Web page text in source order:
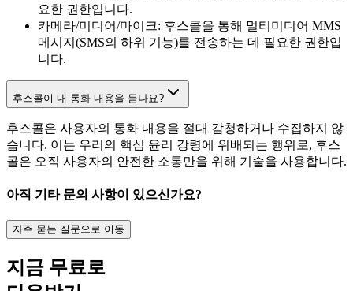
요한 권한입니다.
카메라/미디어/마이크: 후스콜을 통해 멀티미디어 MMS
메시지(SMS의 하위 기능)를 전송하는 데 필요한 권한입
니다.
후스콜이 내 통화 내용을 듣나요?
후스콜은 사용자의 통화 내용을 절대 감청하거나 수집하지 않
습니다. 이는 우리의 핵심 윤리 강령에 위배되는 행위로, 후스
콜은 오직 사용자의 안전한 소통만을 위해 기술을 사용합니다.
아직 기타 문의 사항이 있으신가요?
자주 묻는 질문으로 이동
지금 무료로